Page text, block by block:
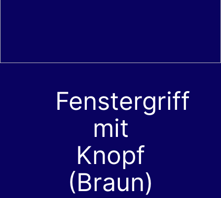
Fenstergriff
mit
Knopf
(Braun)